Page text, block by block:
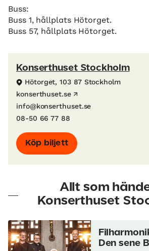
Buss:
Buss 1, hållplats Hötorget.
Buss 57, hållplats Hötorget.
Konserthuset Stockholm
Hötorget, 103 87 Stockholm
konserthuset.se
info@konserthuset.se
08-50 66 77 88
Köp biljett
Allt som
Konserthuset
Den sene